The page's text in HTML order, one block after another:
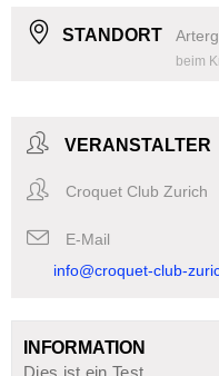
STANDORT
beim
VERANSTALTER
Croquet Club Zurich
E-Mail
info@croquet-club-
INFORMATION
Dies ist ein Test